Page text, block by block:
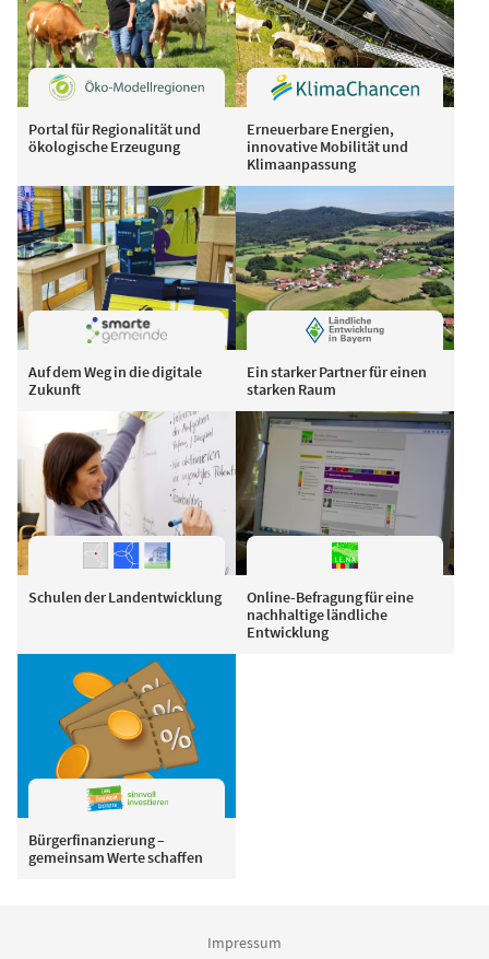
Portal für Regionalität und
ökologische Erzeugung
Erneuerbare Energien,
innovative Mobilität und
Klimaanpassung
Auf dem Weg in die digitale
Zukunft
Ein starker Partner für einen
starken Raum
Schulen der Landentwicklung
Online-Befragung für eine
nachhaltige ländliche
Entwicklung
Bürgerfinanzierung –
gemeinsam Werte schaffen
Impressum